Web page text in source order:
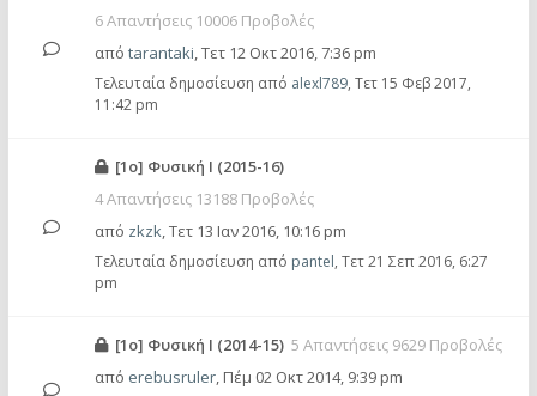
6 Απαντήσεις 10006 Προβολές
από tarantaki,Τετ 12 Οκτ 2016, 7:36 pm
Τελευταία δημοσίευση από alexl789, Τετ 15 Φεβ 2017,
11:42 pm
[1o] Φυσική Ι (2015-16)
4 Απαντήσεις 13188 Προβολές
από zkzk,Τετ 13 Ιαν 2016, 10:16 pm
Τελευταία δημοσίευση από pantel, Τετ 21 Σεπ 2016, 6:27
pm
[1o] Φυσική Ι (2014-15) 5 Απαντήσεις 9629 Προβολές
από erebusruler, Πέμ 02 Οκτ 2014, 9:39 pm